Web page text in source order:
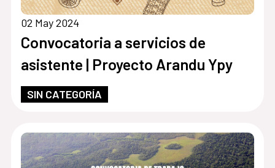
02 May 2024
Convocatoria a servicios de
asistente | Proyecto Arandu Ypy
SIN CATEGORÍA